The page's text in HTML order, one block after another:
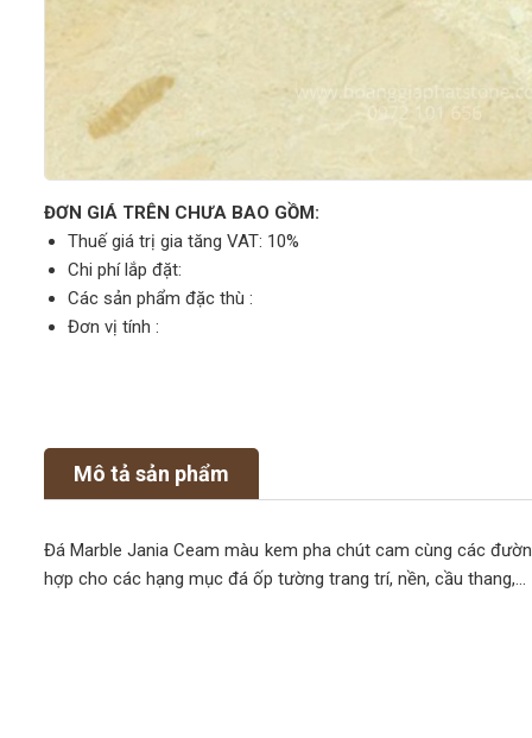
ĐƠN GIÁ TRÊN CHƯA BAO GỒM:
Thuế giá trị gia tăng VAT: 10%
Chi phí lắp đặt:
Các sản phẩm đặc thù :
Đơn vị tính :
Mô tả sản phẩm
Đá Marble Jania Ceam màu kem pha chút cam cùng các
hợp cho các hạng mục đá ốp tường trang trí, nền, cầu thang,...